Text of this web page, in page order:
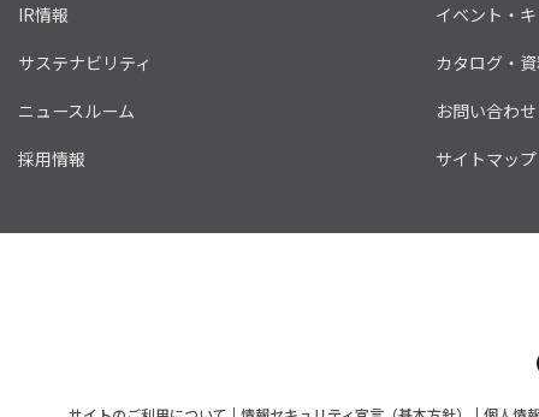
IR情報
サステナビリティ
ニュースルーム
採用情報
イベント・
カタログ・
お問い合わせ
サイトマップ